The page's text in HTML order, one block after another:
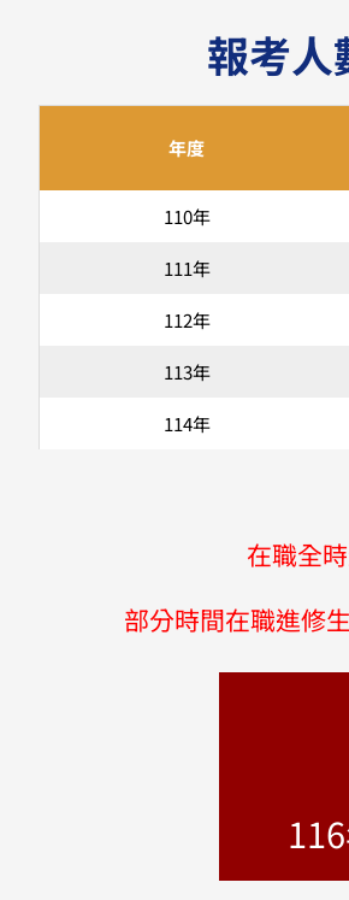
報考人
年度
110年
111年
112年
113年
114年
在職全
部分時間在職進修